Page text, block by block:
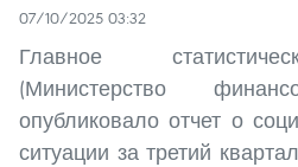
07/10/2025 03:32
Главное
(Министерство
опубликовало отчет о
ситуации за третий